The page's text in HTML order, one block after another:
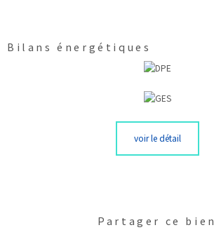
Bilans énergétiques
voir le détail
Partager ce bien